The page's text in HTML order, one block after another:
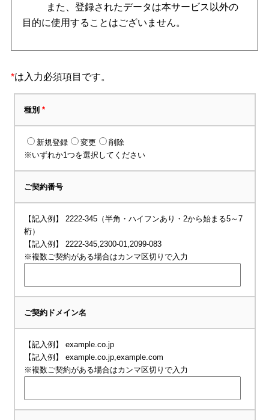
また、登録されたデータは本サービス以外の
目的に使用することはございません。
*は入力必須項目です。
種別 *
新規登録 変更
削除
※いずれか1つを選択してください
ご契約番号
【記入例】 2222-345（半角・ハイフンあり・2から始まる5～7
桁）
【記入例】 2222-345,2300-01,2099-083
※複数ご契約がある場合はカンマ区切りで入力
ご契約ドメイン名
【記入例】 example.co.jp
【記入例】 example.co.jp,example.com
※複数ご契約がある場合はカンマ区切りで入力